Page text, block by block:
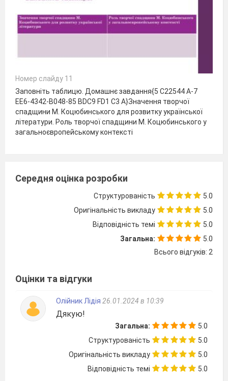
Номер слайду 11
Заповніть таблицю. Домашнє завдання{5 C22544 A-7
EE6-4342-B048-85 BDC9 FD1 C3 A}Значення творчої
спадщини М. Коцюбинського для розвитку української
літератури. Роль творчої спадщини М. Коцюбинського у
загальноєвропейському контексті
Середня оцінка розробки
Структурованість
5.0
Оригінальність викладу
5.0
Відповідність темі
5.0
Загальна:
5.0
Всього відгуків: 2
Оцінки та відгуки
Олійник Лідія 26.01.2024 в 10:39
Дякую!
Загальна:
5.0
Структурованість
5.0
Оригінальність викладу
5.0
Відповідність темі
5.0